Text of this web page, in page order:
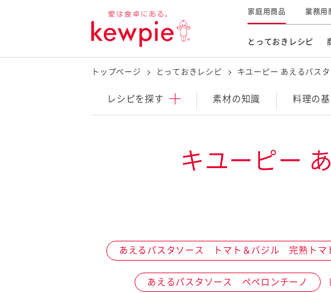
とっておきレシピ
特
マヨネーズなど
料理の素・調理ソース
家庭用商品 業務用
企業情報
サステナ
トップページ とっておきレシピ キユーピー あえるパスタ
レシピを探す 素材の知識 料理の
キユーピー
あえるパスタソース トマト＆バジル 完熟トマ
あえるパスタソース ペペロンチーノ